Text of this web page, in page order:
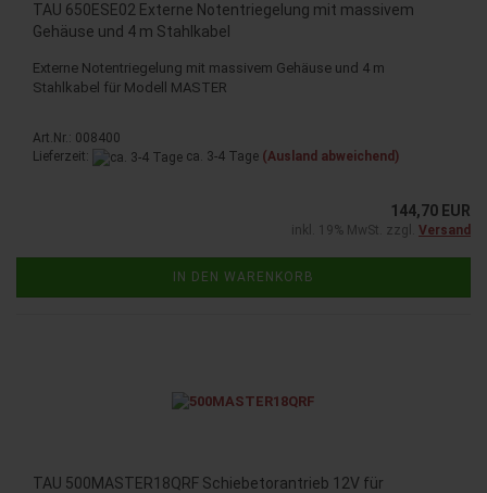
TAU 650ESE02 Externe Notentriegelung mit massivem
Gehäuse und 4 m Stahlkabel
Externe Notentriegelung mit massivem Gehäuse und 4 m
Stahlkabel für Modell MASTER
Art.Nr.: 008400
Lieferzeit:
ca. 3-4 Tage (Ausland abweichend)
144,70 EUR
inkl. 19% MwSt. zzgl. Versand
IN DEN WARENKORB
TAU 500MASTER18QRF Schiebetorantrieb 12V für